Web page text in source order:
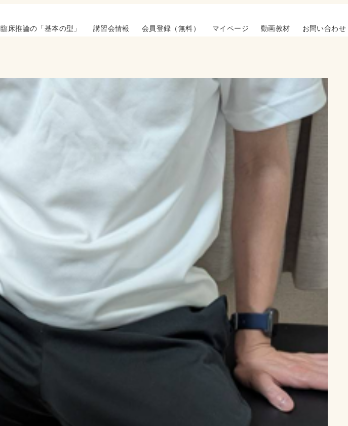
臨床推論の「基本の型」 講習会情報 会員登録（無料） マイページ 動画教材 お問い合わせ